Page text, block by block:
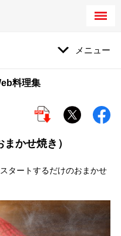
メニュー
料理集
かせ焼き）
タートするだけのおまかせ